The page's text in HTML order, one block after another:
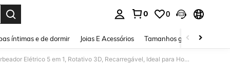
0 0
íntimas e de dormir Joias E Acessórios Tamanhos grandes
Barbeador Elétrico 5 em 1, Rotativo 3D, Recarregável, Ideal para Homens em Viagem de Negócios, Barbear Rápido no Carro, Manter a Boa Aparência a Qualquer Hora e em Qualquer Lugar, Uso Diário, Presente para o Marido